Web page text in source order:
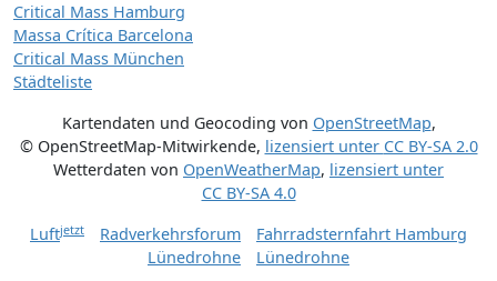
Critical Mass Hamburg
Massa Crítica Barcelona
Critical Mass München
Städteliste
Kartendaten und Geocoding von OpenStreetMap,
© OpenStreetMap-Mitwirkende, lizensiert unter CC BY-SA 2.0
Wetterdaten von OpenWeatherMap, lizensiert unter
CC BY-SA 4.0
Luftjetzt Radverkehrsforum
Fahrradsternfahrt Hamburg
Lünedrohne
Lünedrohne